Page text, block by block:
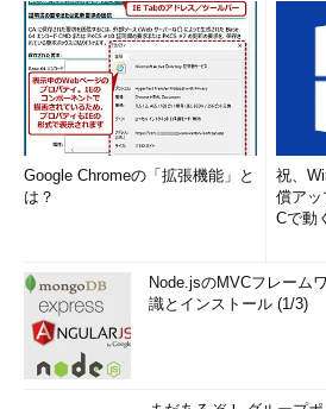
Google Chromeの「拡張機能」と
は？
祝、
償アッ
Cで動
Node.jsのMVCフレーム
識とインストール (1/3)